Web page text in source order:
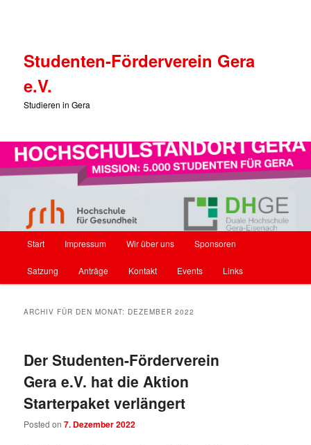
Studenten-Förderverein Gera
e.V.
Studieren in Gera
Zum Inhalt wechseln
Zum sekundären Inhalt wechseln
Start Impressum Wir über uns Sponsoren
Satzung Anträge Kontakt Events Links
ARCHIV FÜR DEN MONAT: DEZEMBER 2022
Der Studenten-Förderverein
Gera e.V. hat die Aktion
Starterpaket verlängert
Posted on7. Dezember 2022